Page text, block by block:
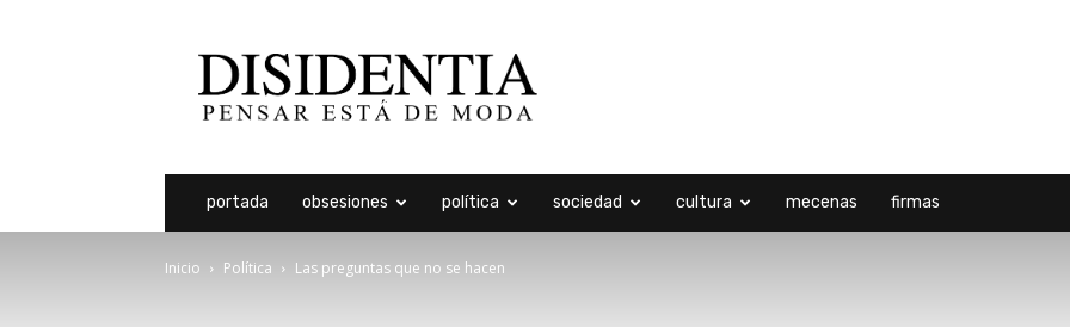
portada obsesiones política sociedad cultura mecenas firmas
Inicio Política Las preguntas que no se hacen